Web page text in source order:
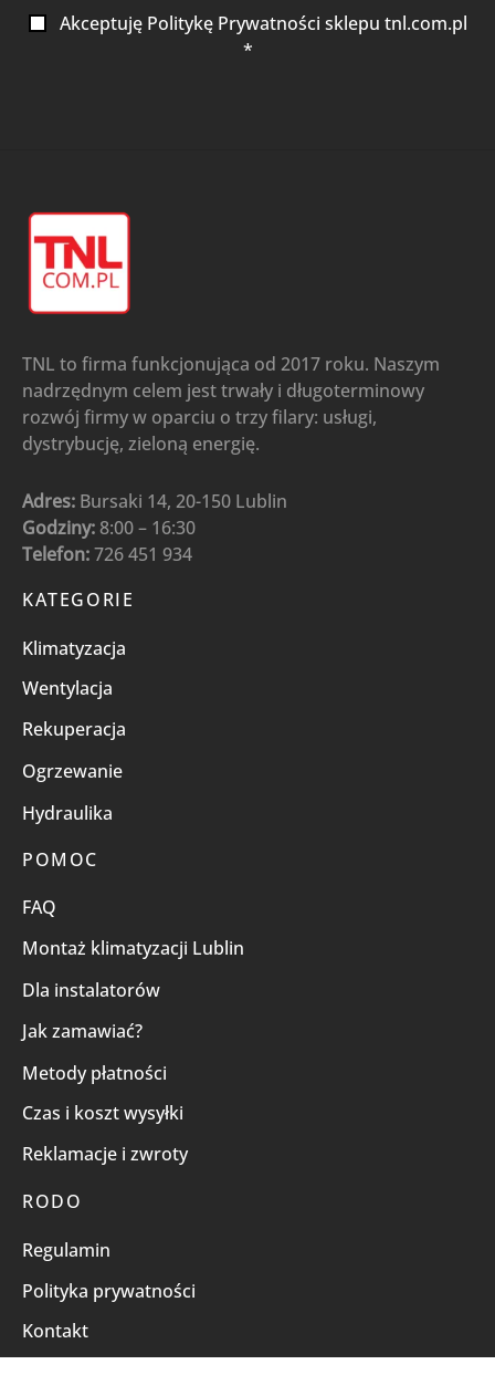
Akceptuję Politykę Prywatności sklepu tnl.com.pl
*
TNL to firma funkcjonująca od 2017 roku. Naszym
nadrzędnym celem jest trwały i długoterminowy
rozwój firmy w oparciu o trzy filary: usługi,
dystrybucję, zieloną energię.
Adres: Bursaki 14, 20-150 Lublin
Godziny: 8:00 – 16:30
Telefon:726 451 934
KATEGORIE
Klimatyzacja
Wentylacja
Rekuperacja
Ogrzewanie
Hydraulika
POMOC
FAQ
Montaż klimatyzacji Lublin
Dla instalatorów
Jak zamawiać?
Metody płatności
Czas i koszt wysyłki
Reklamacje i zwroty
RODO
Regulamin
Polityka prywatności
Kontakt